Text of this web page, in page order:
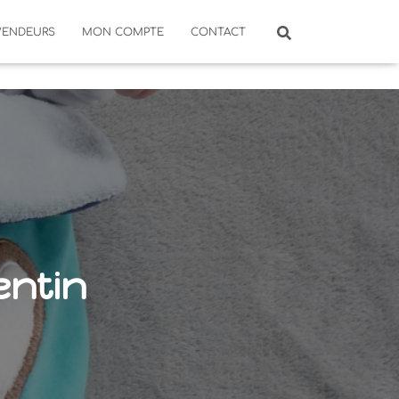
MON COMPTE CONTACT